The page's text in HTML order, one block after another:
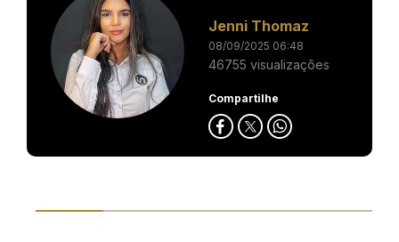
Jenni Thomaz
08/09/2025 06:48
46755 visualizações
Compartilhe